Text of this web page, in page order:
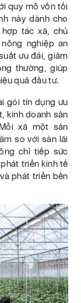
quy mô vốn tối
này dành cho
tác xã, chủ
nghiệp an
ưu đãi, giảm
thường, giúp
quả đầu tư.
gói tín dụng ưu
kinh doanh sản
xã một sản
so với sàn lãi
chỉ tiếp sức
triển kinh tế
phát triển bền